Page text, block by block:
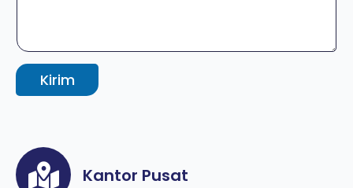
Kirim
Kantor Pusat